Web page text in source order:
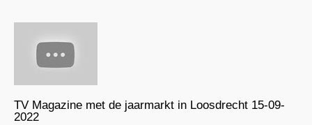
TV Magazine met de jaarmarkt in Loosdrecht 15-09-
2022